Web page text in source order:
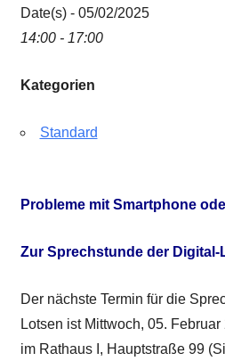
Date(s) - 05/02/2025
14:00 - 17:00
Kategorien
Standard
Probleme mit Smartphone
Zur Sprechstunde der Digital-
Der nächste Termin für die
Lotsen ist Mittwoch, 05.
im Rathaus I, Hauptstraße 99